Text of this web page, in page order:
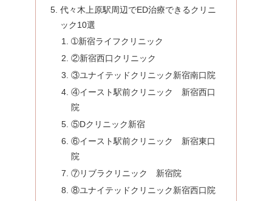
代々木上原駅周辺でED治療できるクリニ
ック10選
➀新宿ライフクリニック
②新宿西口クリニック
③ユナイテッドクリニック新宿南口院
④イースト駅前クリニック 新宿西口
院
⑤Dクリニック新宿
⑥イースト駅前クリニック 新宿東口
院
⑦リブラクリニック 新宿院
⑧ユナイテッドクリニック新宿西口院